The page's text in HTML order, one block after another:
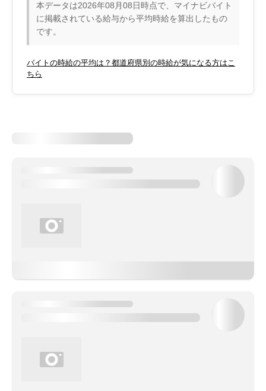
本データは2026年08月08日時点で、マイナビバイト
に掲載されている給与から平均時給を算出したもの
です。
バイトの時給の平均は？都道府県別の時給が気になる方はこ
ちら